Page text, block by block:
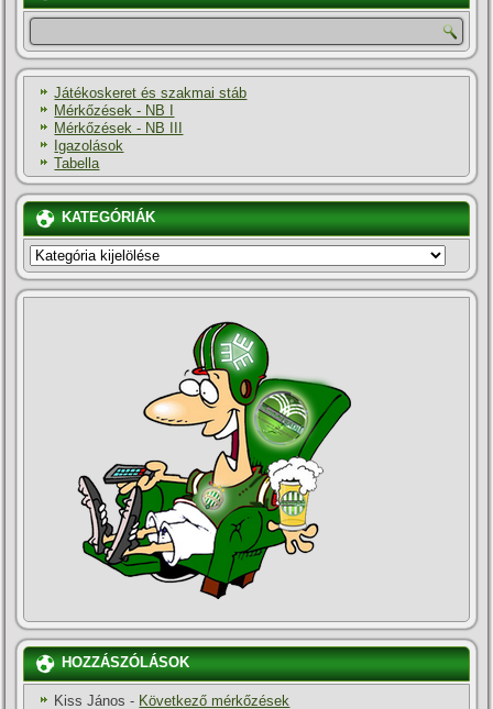
Játékoskeret és szakmai stáb
Mérkőzések - NB I
Mérkőzések - NB III
Igazolások
Tabella
KATEGÓRIÁK
KATEGÓRIÁK
HOZZÁSZÓLÁSOK
Kiss János - Következő mérkőzések